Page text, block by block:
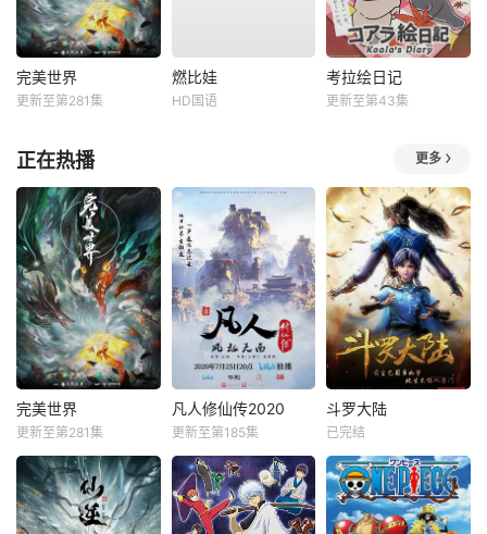
完美世界
更新至第281集
燃比娃
HD国语
考拉绘日记
更新至第43集
正在热播 更多
完美世界
更新至第281集
凡人修仙传2020
更新至第185集
斗罗大陆
已完结